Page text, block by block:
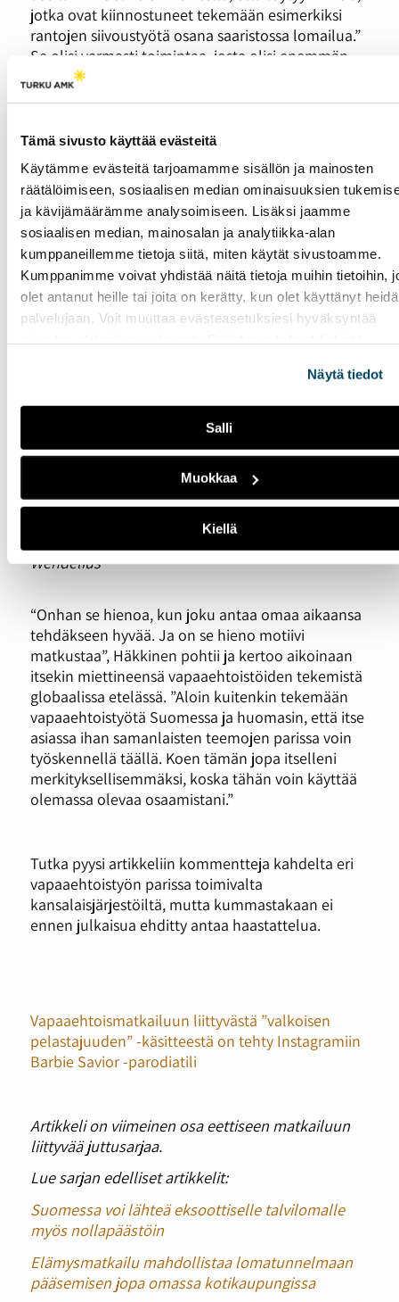
Tämä sivusto käyttää evästeitä
Käytämme evästeitä tarjoamamme sisällön ja mainosten
räätälöimiseen, sosiaalisen median ominaisuuksien
ja kävijämäärämme analysoimiseen. Lisäksi jaamme
sosiaalisen median, mainosalan ja analytiikka-alan
kumppaneillemme tietoja siitä, miten käytät sivustoamme.
Kumppanimme voivat yhdistää näitä tietoja muihin tietoihin,
olet antanut heille tai joita on kerätty, kun olet käyttänyt
palvelujaan. Voit muuttaa evästeasetuksiesi hyväksyntää
Näytä tiedot
Salli
Muokkaa
Kiellä
jotka ovat kiinnostuneet tekemään esimerkiksi
rantojen siivoustyötä osana saaristossa lomailua.”
Se olisi varmasti toimintaa, josta olisi enemmän
hyötyä kun haittaa. “Myös oman lähiympäristön
pelastaminen voi olla tärkeää ja merkityksellistä.”
lähimatkailun mahdollisuuksia jo siksikin, että
lentämisen on pakko vähentyä “Mielenkiintoista
on nähdä, miten se tulee vaikuttamaan. Sillä
kyllähän ihmisellä tulee edelleen olemaan halu
vaikuttaa ja auttaa”, Emily Höckert pohtii.
“Varmasti tulemme näkemään pian uusia
matkailun muotoja, jossa vapaa-ajalla voi tehdä
Wendelius
“Onhan se hienoa, kun joku antaa omaa aikaansa
tehdäkseen hyvää. Ja on se hieno motiivi
matkustaa”, Häkkinen pohtii ja kertoo aikoinaan
itsekin miettineensä vapaaehtoistöiden tekemistä
globaalissa etelässä. ”Aloin kuitenkin tekemään
vapaaehtoistyötä Suomessa ja huomasin, että itse
asiassa ihan samanlaisten teemojen parissa voin
työskennellä täällä. Koen tämän jopa itselleni
merkityksellisemmäksi, koska tähän voin käyttää
olemassa olevaa osaamistani.”
Tutka pyysi artikkeliin kommentteja kahdelta eri
vapaaehtoistyön parissa toimivalta
kansalaisjärjestöiltä, mutta kummastakaan ei
ennen julkaisua ehditty antaa haastattelua.
Vapaaehtoismatkailuun liittyvästä ”valkoisen
pelastajuuden” -käsitteestä on tehty Instagramiin
Barbie Savior -parodiatili
Artikkeli on viimeinen osa eettiseen matkailuun
liittyvää juttusarjaa.
Lue sarjan edelliset artikkelit:
Suomessa voi lähteä eksoottiselle talvilomalle
myös nollapäästöin
Elämysmatkailu mahdollistaa lomatunnelmaan
pääsemisen jopa omassa kotikaupungissa